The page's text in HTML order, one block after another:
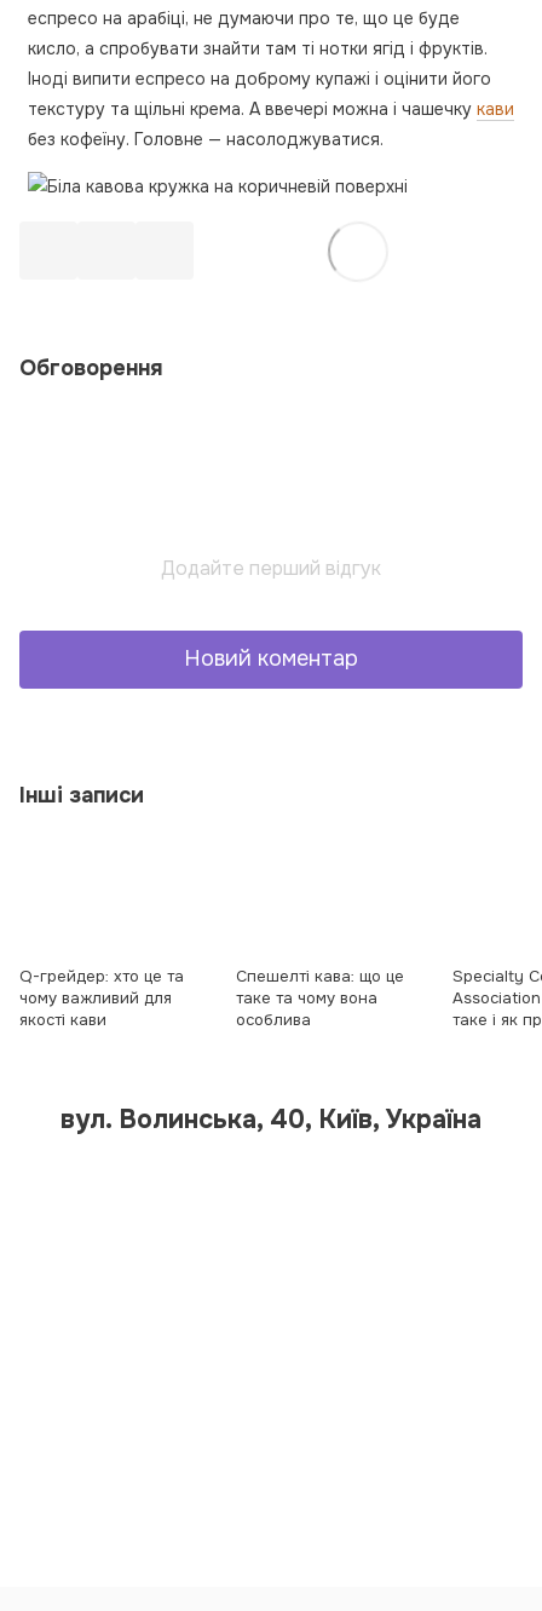
еспресо на арабіці, не думаючи про те, що це буде
кисло, а спробувати знайти там ті нотки ягід і фруктів.
Іноді випити еспресо на доброму купажі і оцінити його
текстуру та щільні крема. А ввечері можна і чашечку кави
без кофеїну. Головне — насолоджуватися.
Обговорення
Додайте перший відгук
Новий коментар
Інші записи
Q-грейдер: хто це та
чому важливий для
якості кави
Спешeлті кава: що це
таке та чому вона
особлива
Specialty
таке і як
вул. Волинська, 40, Київ, Україна